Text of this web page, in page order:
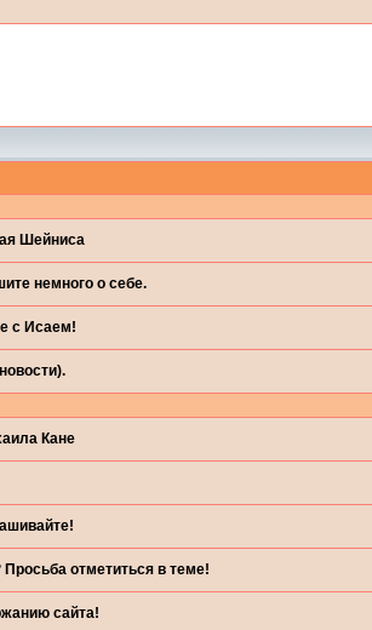
Шейниса
немного о себе.
с Исаем!
Кане
отметиться в теме!
сайта!